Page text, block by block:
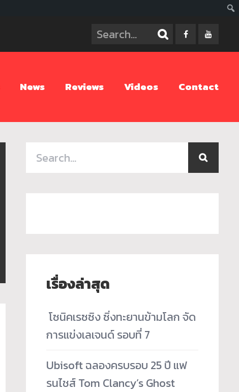
News Reviews Videos Contact
เรื่องล่าสุด
­ โซนิคเรซซิง ซิ่งทะยานข้ามโลก จัด
การแข่งเลเจนด์ รอบที่ 7
Ubisoft ฉลองครบรอบ 25 ปี แฟ
รนไชส์ Tom Clancy’s Ghost